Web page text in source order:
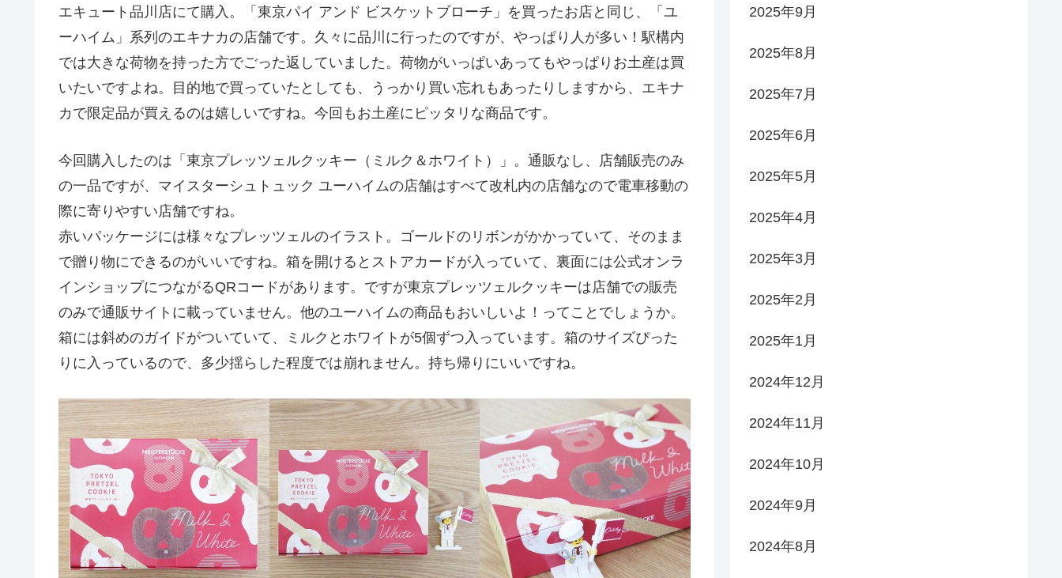
エキュート品川店にて購入。「東京パイ アンド ビスケットブローチ」を買ったお店と同じ、「ユ
ーハイム」系列のエキナカの店舗です。久々に品川に行ったのですが、やっぱり人が多い！駅構内
では大きな荷物を持った方でごった返していました。荷物がいっぱいあってもやっぱりお土産は買
いたいですよね。目的地で買っていたとしても、うっかり買い忘れもあったりしますから、エキナ
カで限定品が買えるのは嬉しいですね。今回もお土産にピッタリな商品です。
今回購入したのは「東京プレッツェルクッキー（ミルク＆ホワイト）」。通販なし、店舗販売のみ
の一品ですが、マイスターシュトュック ユーハイムの店舗はすべて改札内の店舗なので電車移動の
際に寄りやすい店舗ですね。
赤いパッケージには様々なプレッツェルのイラスト。ゴールドのリボンがかかっていて、そのまま
で贈り物にできるのがいいですね。箱を開けるとストアカードが入っていて、裏面には公式オンラ
インショップにつながるQRコードがあります。ですが東京プレッツェルクッキーは店舗での販売
のみで通販サイトに載っていません。他のユーハイムの商品もおいしいよ！ってことでしょうか。
箱には斜めのガイドがついていて、ミルクとホワイトが5個ずつ入っています。箱のサイズぴった
りに入っているので、多少揺らした程度では崩れません。持ち帰りにいいですね。
2025年9月
2025年8月
2025年7月
2025年6月
2025年5月
2025年4月
2025年3月
2025年2月
2025年1月
2024年12月
2024年11月
2024年10月
2024年9月
2024年8月